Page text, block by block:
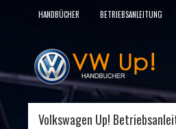
HANDBÜCHER BETRIEBSANLEITUNG
Volkswagen Up!